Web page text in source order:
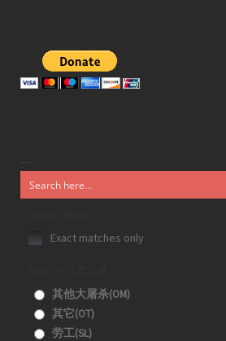
Exact matches only
其他大屠杀(OM)
其它(OT)
劳工(SL)